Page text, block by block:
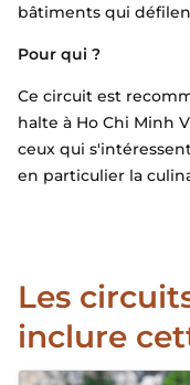
bâtiments qui
Pour qui ?
Ce circuit est
halte à Ho Chi Minh
ceux qui
en particulier la
Les
inclure